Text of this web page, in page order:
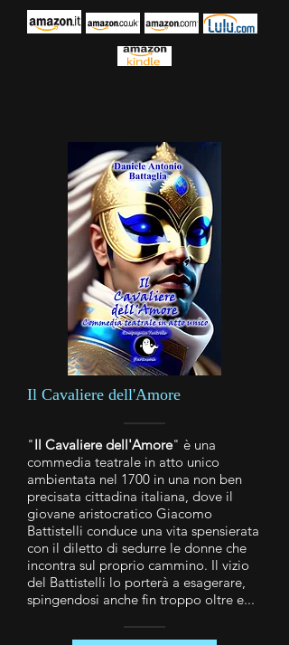
Il Cavaliere dell'Amore
"Il Cavaliere dell'Amore" è una
commedia teatrale in atto unico
ambientata nel 1700 in una non ben
precisata cittadina italiana, dove il
giovane aristocratico Giacomo
Battistelli conduce una vita spensierata
con il diletto di sedurre le donne che
incontra sul proprio cammino. Il vizio
del Battistelli lo porterà a esagerare,
spingendosi anche fin troppo oltre e...